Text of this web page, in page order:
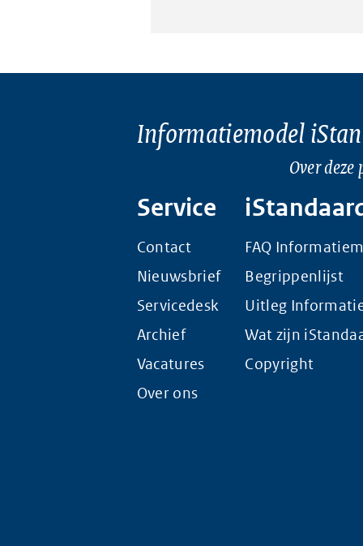
Informatiemodel
Over
Service
Contact
Nieuwsbrief
Servicedesk
Archief
Vacatures
Over ons
FAQ
Begrippenlijst
Uitleg
Wat zijn
Copyright